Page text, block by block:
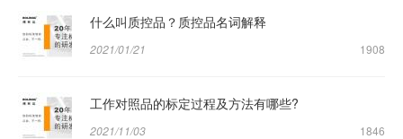
什么叫质控品？质控品名词解释
2021/01/21 1908
工作对照品的标定过程及方法有哪些?
2021/11/03 1846